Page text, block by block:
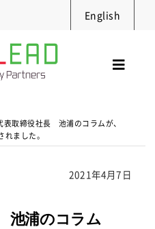
English
表取締役社長 池浦のコラムが、
ました。
2021年4月7日
池浦のコラム